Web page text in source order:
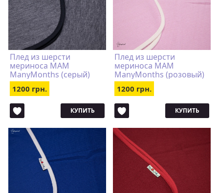
Плед из шерсти
мериноса MAM
ManyMonths (серый)
1200 грн.
КУПИТЬ
Плед из шерсти
мериноса MAM
ManyMonths (розовый)
1200 грн.
КУПИТЬ